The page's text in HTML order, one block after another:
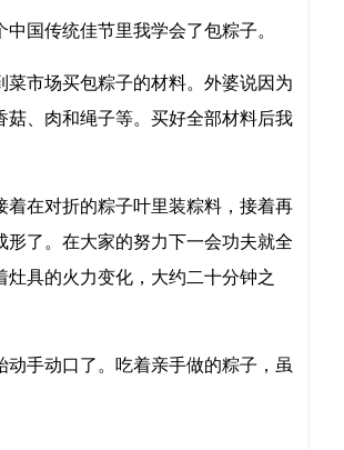
国传统佳节里我学会了包粽子。
市场买包粽子的材料。外婆说因为
、肉和绳子等。买好全部材料后我
在对折的粽子叶里装粽料，接着再
了。在大家的努力下一会功夫就全
具的火力变化，大约二十分钟之
手动口了。吃着亲手做的粽子，虽